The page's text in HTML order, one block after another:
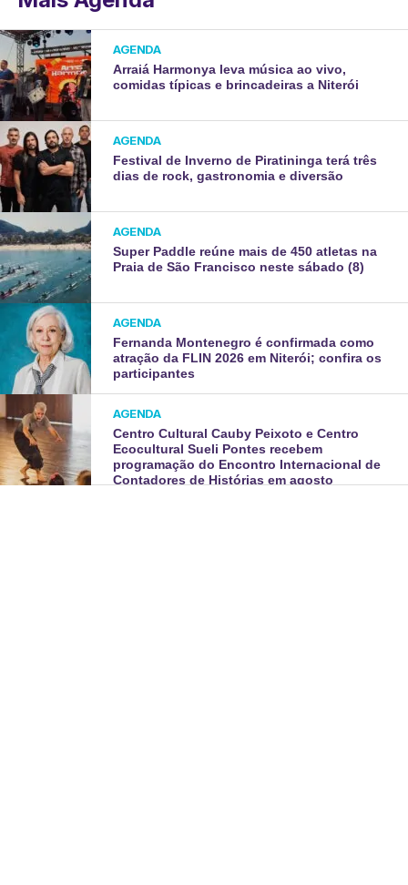
AGENDA
Arraiá Harmonya leva música ao vivo,
comidas típicas e brincadeiras a Niterói
AGENDA
Festival de Inverno de Piratininga terá três
dias de rock, gastronomia e diversão
AGENDA
Super Paddle reúne mais de 450 atletas na
Praia de São Francisco neste sábado (8)
AGENDA
Fernanda Montenegro é confirmada como
atração da FLIN 2026 em Niterói; confira os
participantes
AGENDA
Centro Cultural Cauby Peixoto e Centro
Ecocultural Sueli Pontes recebem
programação do Encontro Internacional de
Contadores de Histórias em agosto